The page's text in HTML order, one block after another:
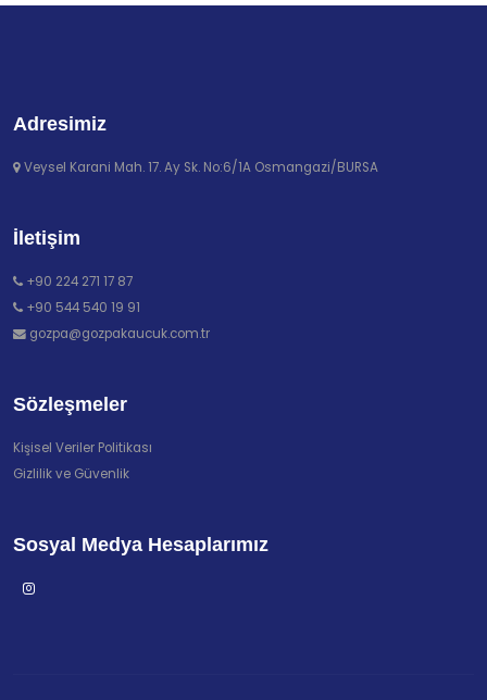
Adresimiz
Veysel Karani Mah. 17. Ay Sk. No:6/1A Osmangazi/BURSA
İletişim
+90 224 271 17 87
+90 544 540 19 91
gozpa@gozpakaucuk.com.tr
Sözleşmeler
Kişisel Veriler Politikası
Gizlilik ve Güvenlik
Sosyal Medya Hesaplarımız